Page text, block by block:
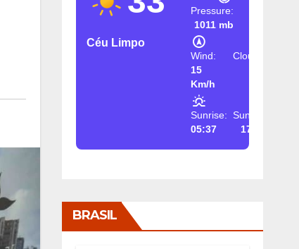
Céu Limpo
Pressure:
1011 mb
Wind:
15
Km/h
Clouds:
Sunrise:
05:37
Sunset:
17:26
BRASIL